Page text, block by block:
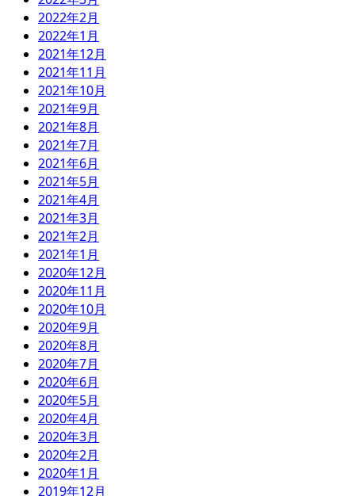
2022年2月
2022年1月
2021年12月
2021年11月
2021年10月
2021年9月
2021年8月
2021年7月
2021年6月
2021年5月
2021年4月
2021年3月
2021年2月
2021年1月
2020年12月
2020年11月
2020年10月
2020年9月
2020年8月
2020年7月
2020年6月
2020年5月
2020年4月
2020年3月
2020年2月
2020年1月
2019年12月